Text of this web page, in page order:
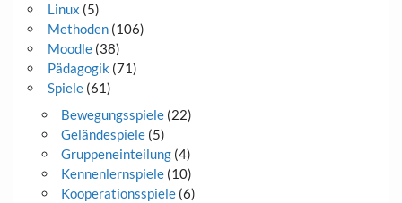
Linux (5)
Methoden(106)
Moodle(38)
Pädagogik (71)
Spiele(61)
Bewegungsspiele(22)
Geländespiele(5)
Gruppeneinteilung(4)
Kennenlernspiele(10)
Kooperationsspiele(6)